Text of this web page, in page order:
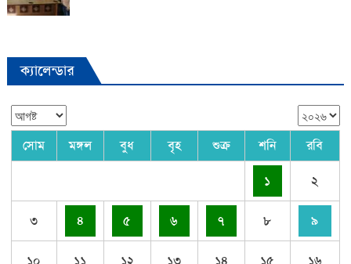
ক্যালেন্ডার
সোম মঙ্গল বুধ বৃহ শুক্র শনি রবি
১ ২
৩ ৪ ৫ ৬ ৭ ৮ ৯
১০ ১১ ১২ ১৩ ১৪ ১৫ ১৬